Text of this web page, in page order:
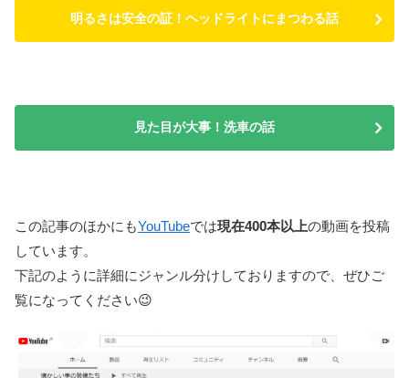
明るさは安全の証！ヘッドライトにまつわる話
見た目が大事！洗車の話
この記事のほかにもYouTubeでは現在400本以上の動画を投稿
しています。
下記のように詳細にジャンル分けしておりますので、ぜひご
覧になってください😉